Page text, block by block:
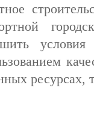
ресурсах,